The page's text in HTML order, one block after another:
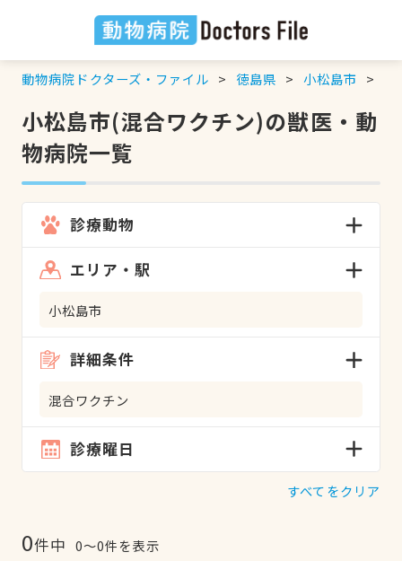
動物病院ドクターズ・ファイル 徳島県 小松島市
小松島市(混合ワクチン)の獣医・動
物病院一覧
診療動物
エリア・駅
小松島市
詳細条件
混合ワクチン
診療曜日
すべてをクリア
0件中 0〜0件を表示